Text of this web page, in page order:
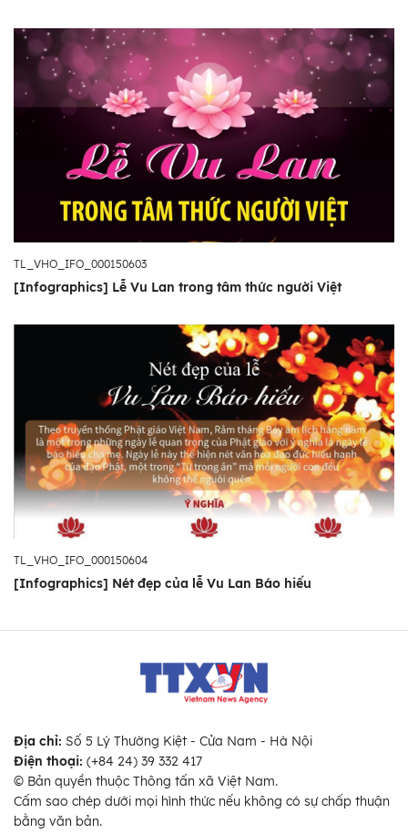
TL_VHO_IFO_000150603
[Infographics] Lễ Vu Lan trong tâm thức người Việt
TL_VHO_IFO_000150604
[Infographics] Nét đẹp của lễ Vu Lan Báo hiếu
Địa chỉ: Số 5 Lý Thường Kiệt - Cửa Nam - Hà Nội
Điện thoại: (+84 24) 39 332 417
© Bản quyền thuộc Thông tấn xã Việt Nam.
Cấm sao chép dưới mọi hình thức nếu không có sự chấp thuận
bằng văn bản.